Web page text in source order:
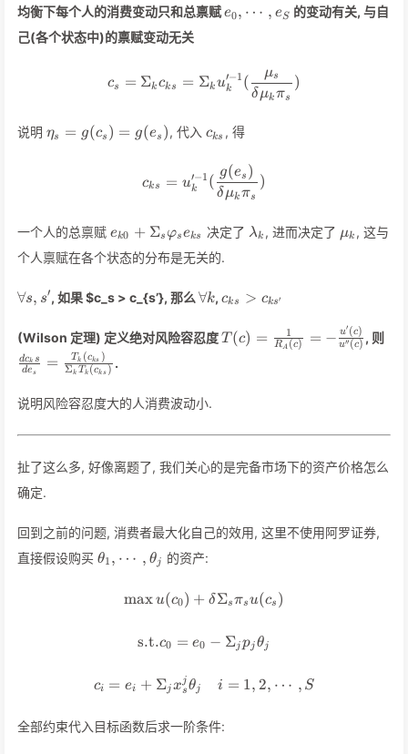
均衡下每个人的消费变动只和总禀赋e_0,\cdots,
e0, ⋯ , eS 的变动有关, 与自
己(各个状态中)的禀赋变动无关
c_s = \Sigma_k c_{ks} =
cs = Σk cks = Σkuk
′−1 (
δμkπs
μs )
说明 \eta_s
ηs = g(cs ) = g(es ), 代入 c_{ks}
cks , 得
c_{ks} = u_k'^{-
cks = uk
′−1 (
δμk πs
g(es )
)
一个人的总禀赋 e_{k0} +
\Sigma_s
\varphi_s
ek0 + Σs φseks 决定了 \lambda_k
λk , 进而决定了 \mu_k
μk , 这与
个人禀赋在各个状态的分布是无关的.
\forall
∀s, s′, 如果 $c_s > c_{s’}, 那么 \forall
∀k,c_{ks}
cks > cks′
(Wilson 定理) 定义绝对风险容忍度T(c) =
\frac{1}
T(c) = RA (c)
1 = − u′′(c)
u
′ (c) , 则
des
dck s = Σk T k (cks )
Tk (cks ) .
说明风险容忍度大的人消费波动小.
扯了这么多, 好像离题了, 我们关心的是完备市场下的资产价格怎么
确定.
回到之前的问题, 消费者最大化自己的效用, 这里不使用阿罗证券,
直接假设购买 \theta_1,
\cdots,\theta_j
θ1 , ⋯ , θj 的资产:
\max u(c_0) + \delta
max u(c0) + δΣsπs u(cs )
\text{s.t.} c_0 = e_0 -
s.t.c0 = e0 − Σj pj θj
c_i = e_i + \Sigma_j x_s^j
ci = ei + Σj xs
j θj i = 1, 2, ⋯ , S
全部约束代入目标函数后求一阶条件: